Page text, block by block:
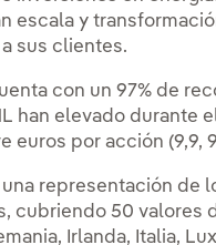
escala y
sus clientes.
con un 97% de
han elevado durante
euros por acción (9,9,
representación de
cubriendo 50 valores
Irlanda, Italia,